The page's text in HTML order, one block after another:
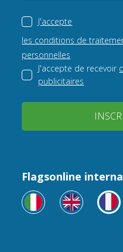
J'accepte
les conditions de
personnelles
J'accepte de recevoir
publicitaires
Flagsonline